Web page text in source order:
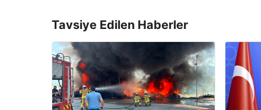
Tavsiye Edilen Haberler